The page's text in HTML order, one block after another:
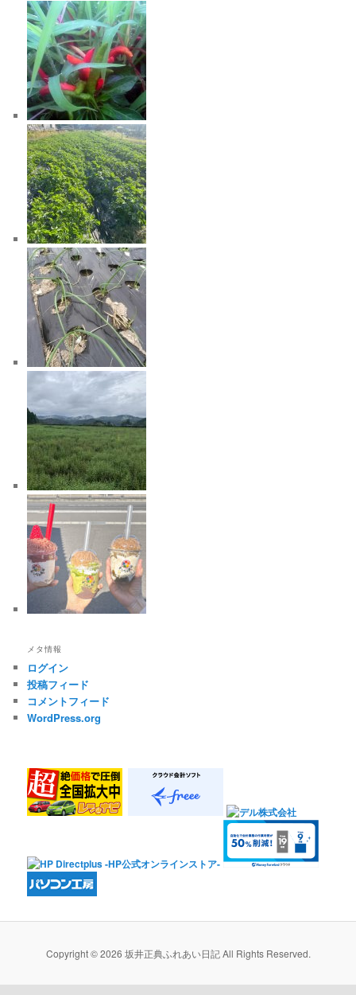
メタ情報
ログイン
投稿フィード
コメントフィード
WordPress.org
Copyright © 2026 坂井正典ふれあい日記 All Rights Reserved.